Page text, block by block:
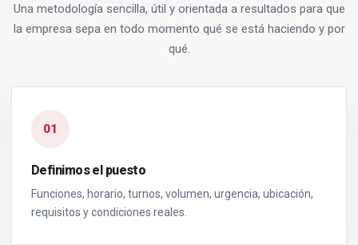
Una metodología sencilla, útil y orientada a resultados para que
la empresa sepa en todo momento qué se está haciendo y por
qué.
01
Definimos el puesto
Funciones, horario, turnos, volumen, urgencia, ubicación,
requisitos y condiciones reales.